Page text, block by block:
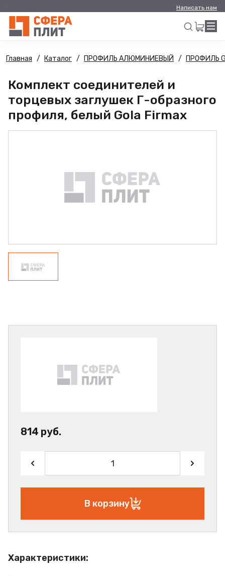
Написать нам
Искать
Главная Каталог ПРОФИЛЬ АЛЮМИНИЕВЫЙ ПРОФИЛЬ
Комплект соединителей и
торцевых заглушек Г-образного
профиля, белый Gola Firmax
Характеристики:
814 руб.
В корзину